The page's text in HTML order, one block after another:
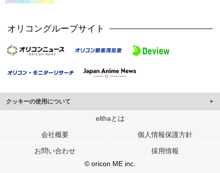
オリコングループサイト
クッキーの使用について
このサイトでは Cookie を使用して、ユーザーに合わせたコンテンツや広告の
行っています。
メディアや広告配信、データ解析の各パートナーに提供しています。
各パートナーは、この情報とユーザーが各パートナーに提供した他の情報や、
ユーザーが各パートナーのサービスを使用したときに収集した他の情報を組み
elthaとは
会社概要 個人情報保護方針
お問い合わせ
採用情報
© oricon ME inc.